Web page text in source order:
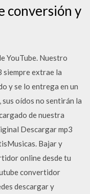
conversión y
YouTube. Nuestro
siempre extrae la
y se lo entrega en un
oídos no sentirán la
de nuestra
Descargar mp3
Bajar y
online desde tu
convertidor
descargar y